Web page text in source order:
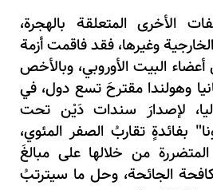
الأخرى المتعلقة بالهجرة،
الخارجية وغيرها، فقد فاقمت أزمة
أعضاء البيت الأوروبي، وبالأخص
وهولندا مقترحَ تسع دول، في
لإصدارَ سندات دَيْن تحت
بفائدةٍ تقاربُ الصفر المئوي،
من خلالها على مبالغَ
الجائحة، وحل ما سيترتبُ